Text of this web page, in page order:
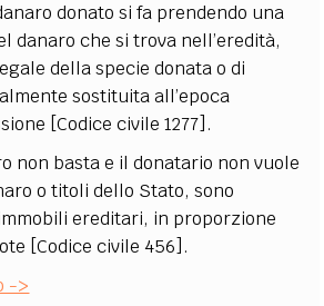
donato si fa prendendo una
danaro che si trova nell’eredità,
della specie donata o di
sostituita all’epoca
[Codice civile 1277].
non basta e il donatario non vuole
o titoli dello Stato, sono
ereditari, in proporzione
[Codice civile 456].
->